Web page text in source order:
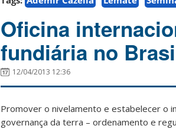
Oficina
fundiária no
12/04/2013 12:36
Promover o nivelamento e estabelecer o
governança da terra – ordenamento e